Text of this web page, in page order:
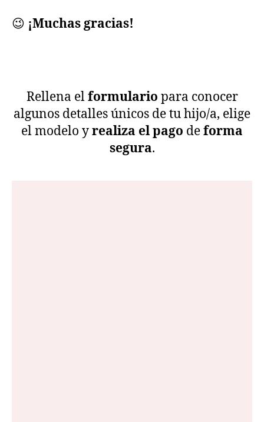
😉 ¡Muchas gracias!
Rellena elformulario para conocer
algunos detalles únicos de tu hijo/a, elige
el modelo yrealiza el pago deforma
segura.